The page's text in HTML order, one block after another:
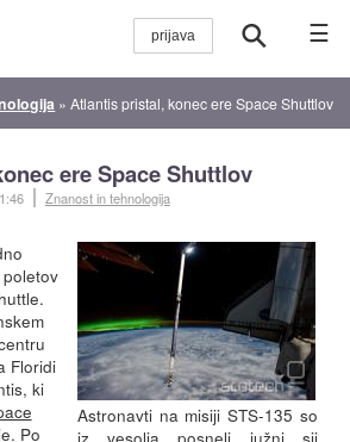
☰
»Atlantis pristal, konec ere Space Shuttlov
ere Space Shuttlov
Znanost in tehnologija
Astronavti na misiji STS-135 so
iz vesolja posneli južni sij
Floridi
ki
. Po